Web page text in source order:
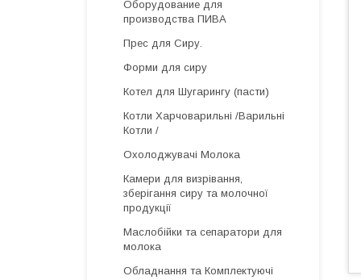
Оборудование для
производства ПИВА
Прес для Сиру.
Форми для сиру
Котел для Шугарингу (пасти)
Котли Харчоварильні /Варильні
Котли /
Охолоджувачі Молока
Камери для визрівання,
зберігання сиру та молочної
продукції
Маслобійки та сепаратори для
молока
Обладнання та Комплектуючі